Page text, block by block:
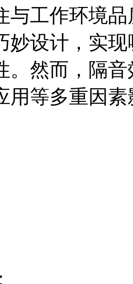
与工作环境
妙设计，实
。然而，隔
用等多重因